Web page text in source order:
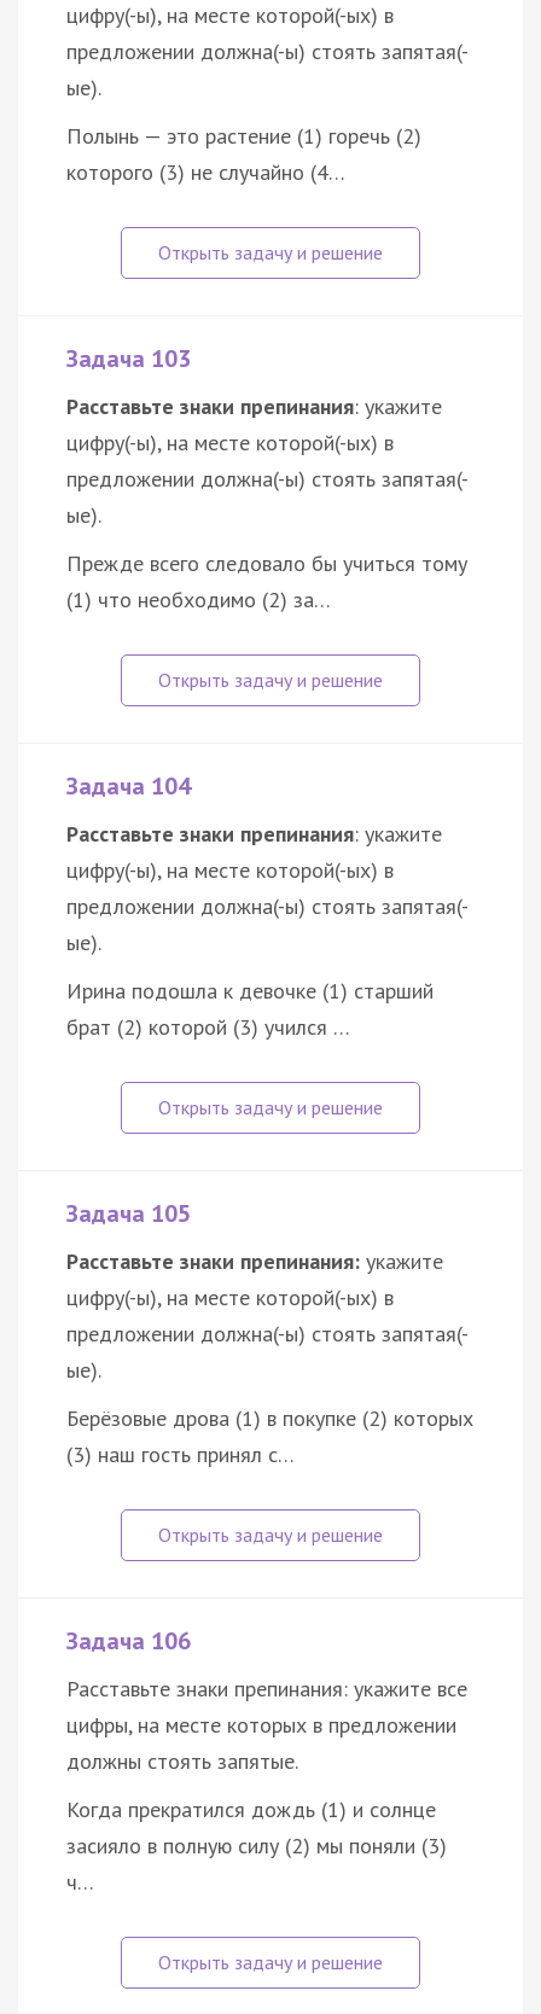
цифру(-ы), на месте которой(-ых) в
предложении должна(-ы) стоять запятая(-
ые).
Полынь — это растение (1) горечь (2)
которого (3) не случайно (4…
Задача 103
Расставьте знаки препинания: укажите
цифру(-ы), на месте которой(-ых) в
предложении должна(-ы) стоять запятая(-
ые).
Прежде всего следовало бы учиться тому
(1) что необходимо (2) за…
Задача 104
Расставьте знаки препинания: укажите
цифру(-ы), на месте которой(-ых) в
предложении должна(-ы) стоять запятая(-
ые).
Ирина подошла к девочке (1) старший
брат (2) которой (3) учился …
Задача 105
Расставьте знаки препинания: укажите
цифру(-ы), на месте которой(-ых) в
предложении должна(-ы) стоять запятая(-
ые).
Берёзовые дрова (1) в покупке (2) которых
(3) наш гость принял с…
Задача 106
Расставьте знаки препинания: укажите все
цифры, на месте которых в предложении
должны стоять запятые.
Когда прекратился дождь (1) и солнце
засияло в полную силу (2) мы поняли (3)
ч…